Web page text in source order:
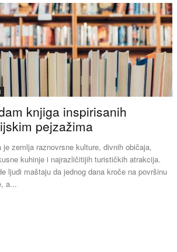
knjiga inspirisanih
pejzažima
je zemlja raznovrsne kulture, divnih običaja,
kuhinje i najrazličitijih turističkih atrakcija.
ljudi maštaju da jednog dana kroče na površinu
a...